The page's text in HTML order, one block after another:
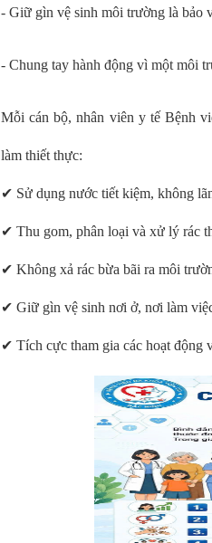
- Giữ gìn vệ sinh môi trường là bảo
- Chung tay hành động vì một môi
Mỗi cán bộ, nhân viên y tế Bệnh
làm thiết thực:
✔ Sử dụng nước tiết kiệm, không
✔ Thu gom, phân loại và xử lý rác
✔ Không xả rác bừa bãi ra môi
✔ Giữ gìn vệ sinh nơi ở, nơi làm
✔ Tích cực tham gia các hoạt động